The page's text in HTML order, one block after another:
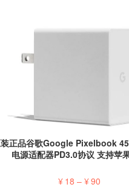
正品谷歌Google Pixelbook
电源适配器PD3.0协议 支持苹
¥ 18 – ¥90